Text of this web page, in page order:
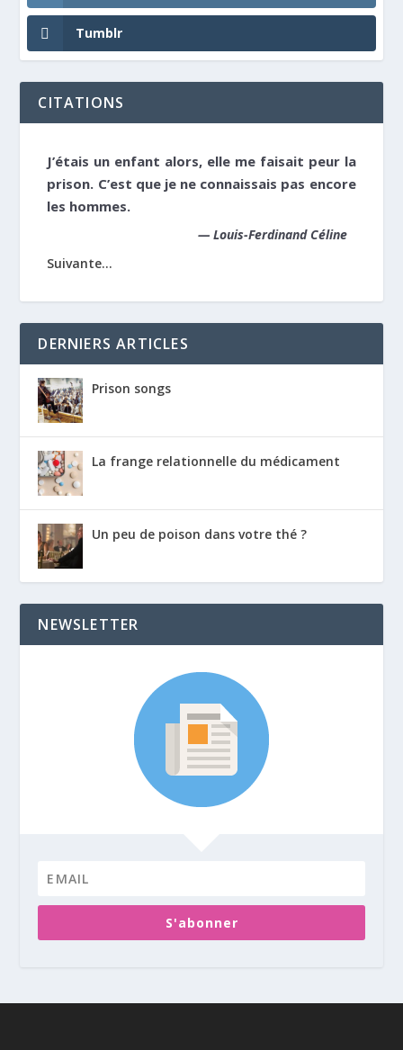
Tumblr
CITATIONS
J’étais un enfant alors, elle me faisait peur la
prison. C’est que je ne connaissais pas encore
les hommes.
— Louis-Ferdinand Céline
Suivante...
DERNIERS ARTICLES
Prison songs
La frange relationnelle du médicament
Un peu de poison dans votre thé ?
NEWSLETTER
S'abonner